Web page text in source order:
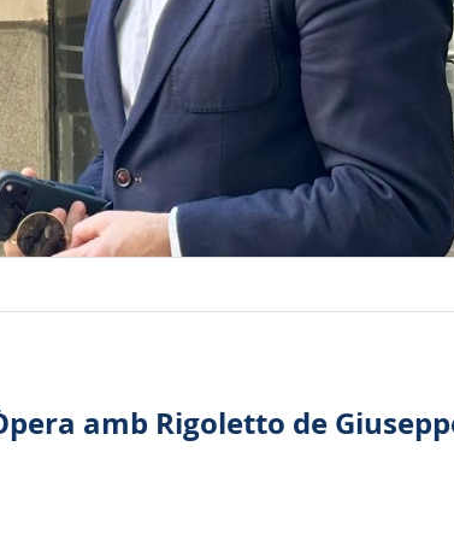
amb Rigoletto de